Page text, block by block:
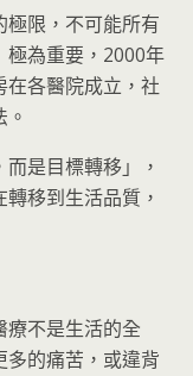
極限，不可能所有
極為重要，2000年
在各醫院成立，社
是目標轉移」，
移到生活品質，
療不是生活的全
的痛苦，或違背